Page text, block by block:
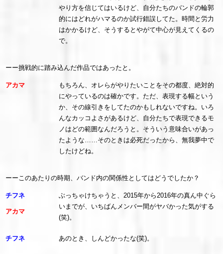
やり方を信じてはいるけど、自分たちのバンドの輪郭
的にはどれがハマるのか試行錯誤してた。時間と労力
はかかるけど、そうするとやがて中心が見えてくるの
で。
ーー挑戦的に踏み込んだ作品ではあったと。
アカマ
もちろん、オレらがやりたいことをその都度、絶対的
にやっているのは確かです。ただ、表現する幅という
か、その線引きをしてたのかもしれないですね。いろ
んなカッコよさがあるけど、自分たちで表現できるモ
ノはどの範囲なんだろうと。そういう意味合いがあっ
たような……そのときは必死だったから、無我夢中で
したけどね。
ーーこのあたりの時期、バンド内の関係性としてはどうでしたか？
チフネ
ぶっちゃけちゃうと、2015年から2016年の真ん中ぐら
いまでが、いちばんメンバー間がヤバかった気がする
(笑)。
アカマ
あのとき、しんどかったな(笑)。
チフネ